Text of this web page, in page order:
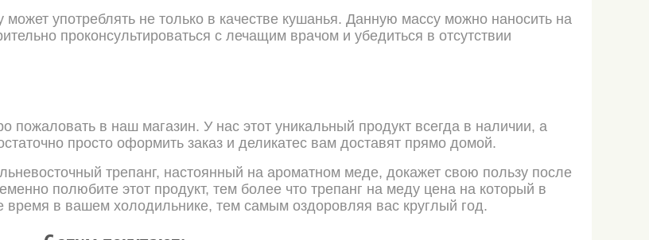
употреблять не только в качестве кушанья. Данную массу можно наносить на
проконсультироваться с лечащим врачом и убедиться в отсутствии
пожаловать в наш магазин. У нас этот уникальный продукт всегда в наличии, а
просто оформить заказ и деликатес вам доставят прямо домой.
трепанг, настоянный на ароматном меде, докажет свою пользу после
полюбите этот продукт, тем более что трепанг на меду цена на который в
время в вашем холодильнике, тем самым оздоровляя вас круглый год.